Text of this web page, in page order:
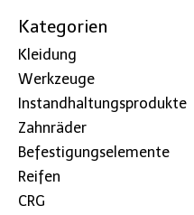
Kategorien
Kleidung
Werkzeuge
Instandhaltungsprodukte
Zahnräder
Befestigungselemente
Reifen
CRG